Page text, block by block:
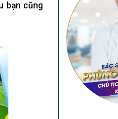
bạn cũng